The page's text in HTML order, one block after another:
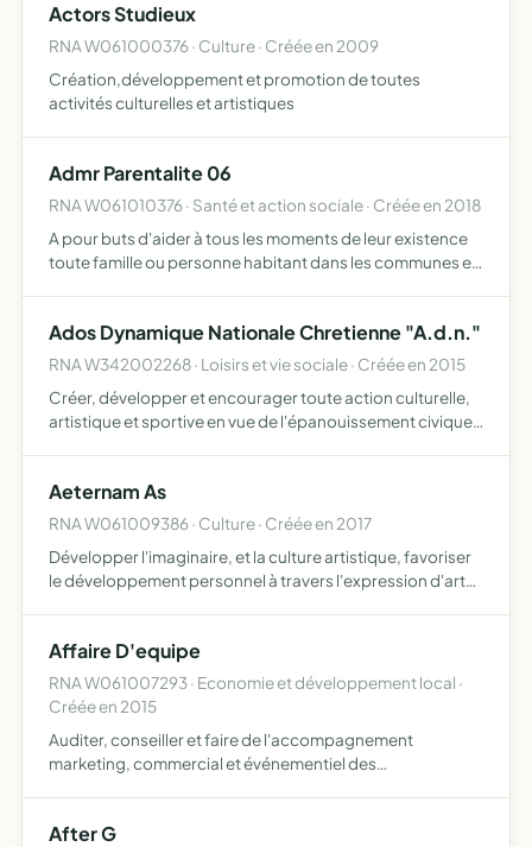
Actors Studieux
RNA W061000376 · Culture · Créée en 2009
Création,développement et promotion de toutes
activités culturelles et artistiques
Admr Parentalite 06
RNA W061010376 · Santé et action sociale · Créée en 2018
A pour buts d'aider à tous les moments de leur existence
toute famille ou personne habitant dans les communes et
Ados Dynamique Nationale Chretienne "A.d.n."
RNA W342002268 · Loisirs et vie sociale · Créée en 2015
Créer, développer et encourager toute action culturelle,
artistique et sportive en vue de l'épanouissement civique,
Aeternam As
RNA W061009386 · Culture · Créée en 2017
Développer l'imaginaire, et la culture artistique, favoriser
le développement personnel à travers l'expression d'arts,
Affaire D'equipe
RNA W061007293 · Economie et développement local ·
Créée en 2015
Auditer, conseiller et faire de l'accompagnement
marketing, commercial et événementiel des
After G